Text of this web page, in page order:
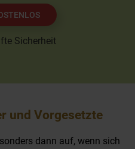
Sicherheit
und Vorgesetzte
dann auf, wenn sich